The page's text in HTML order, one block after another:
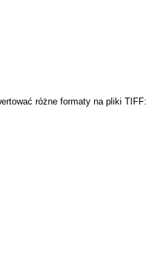
różne formaty na pliki TIFF: